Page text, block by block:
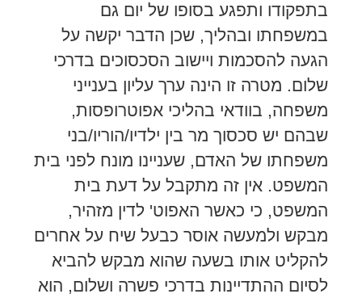
בתפקודו ותפגע בסופו של יום גם
במשפחתו ובהליך, שכן הדבר יקשה על
הגעה להסכמות ויישוב הסכסוכים בדרכי
שלום. מטרה זו הינה ערך עליון בענייני
משפחה, בוודאי בהליכי אפוטרופסות,
שבהם יש סכסוך מר בין ילדיו/הוריו/בני
משפחתו של האדם, שעניינו מונח לפני בית
המשפט. אין זה מתקבל על דעת בית
המשפט, כי כאשר האפוט' לדין מזהיר,
מבקש ולמעשה אוסר כבעל שיח על אחרים
להקליט אותו בשעה שהוא מבקש להביא
לסיום ההתדיינות בדרכי פשרה ושלום, הוא